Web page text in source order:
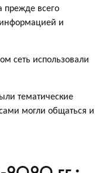
прежде всего
и
сеть использовали
тематические
могли общаться и